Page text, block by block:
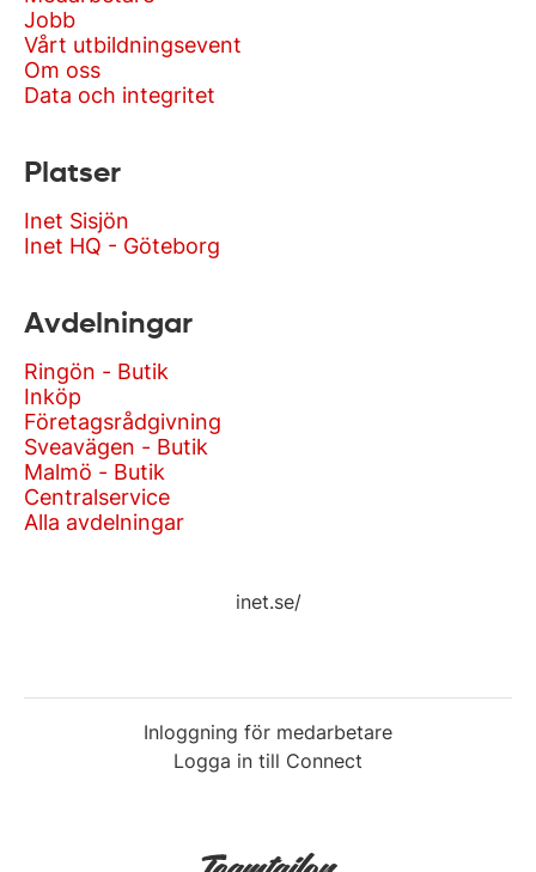
Jobb
Vårt utbildningsevent
Om oss
Data och integritet
Platser
Inet Sisjön
Inet HQ - Göteborg
Avdelningar
Ringön - Butik
Inköp
Företagsrådgivning
Sveavägen - Butik
Malmö - Butik
Centralservice
Alla avdelningar
inet.se/
Inloggning för medarbetare
Logga in till Connect